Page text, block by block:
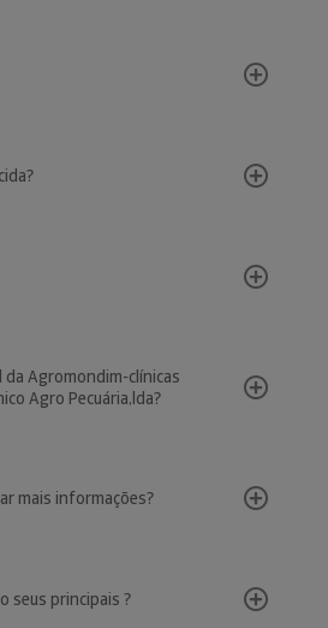
da Agromondim-clínicas
Agro Pecuária,lda?
mais informações?
seus principais ?